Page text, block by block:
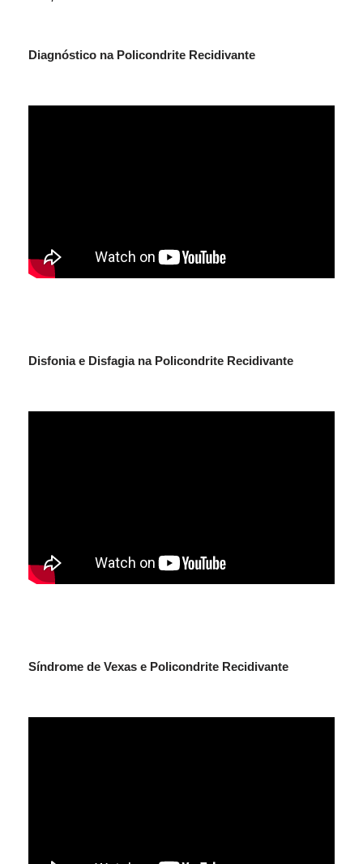
Diagnóstico na Policondrite Recidivante
Disfonia e Disfagia na Policondrite Recidivante
Síndrome de Vexas e Policondrite Recidivante